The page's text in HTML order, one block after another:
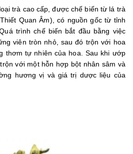
trà cao cấp, được chế biến từ lá trà
Quan Âm), có nguồn gốc từ tỉnh
trình chế biến bắt đầu bằng việc
viên tròn nhỏ, sau đó trộn với hoa
thơm tự nhiên của hoa. Sau khi ướp
với một hỗn hợp bột nhân sâm và
hương vị và giá trị dược liệu của